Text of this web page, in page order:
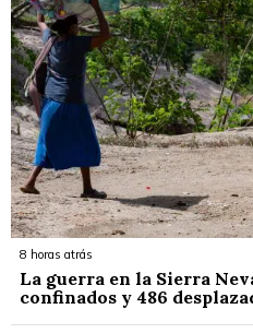
8 horas atrás
La guerra en la Sierra
confinados y 486